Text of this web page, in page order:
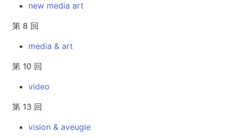
new media art
第 8 回
media & art
第 10 回
video
第 13 回
vision & aveugle